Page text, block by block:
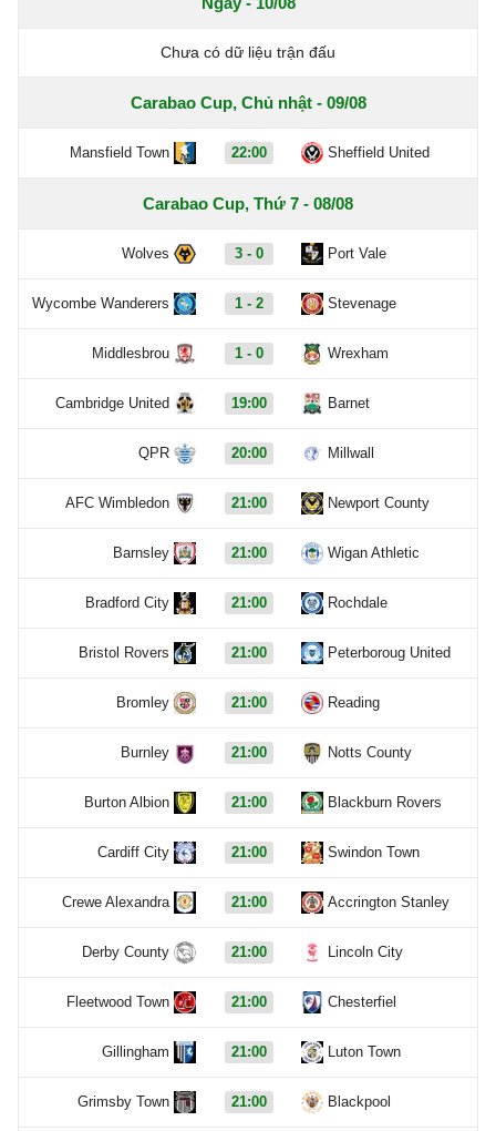
Chưa có dữ liệu trận đấu
Carabao Cup, Chủ nhật - 09/08
Mansfield Town 22:00 Sheffield United
Carabao Cup, Thứ 7 - 08/08
Wolves 3 - 0 Port Vale
Wycombe Wanderers 1 - 2 Stevenage
Middlesbrou 1 - 0 Wrexham
Cambridge United 19:00 Barnet
QPR 20:00 Millwall
AFC Wimbledon 21:00 Newport County
Barnsley 21:00 Wigan Athletic
Bradford City 21:00 Rochdale
Bristol Rovers 21:00 Peterboroug United
Bromley 21:00 Reading
Burnley 21:00 Notts County
Burton Albion 21:00 Blackburn Rovers
Cardiff City 21:00 Swindon Town
Crewe Alexandra 21:00 Accrington Stanley
Derby County 21:00 Lincoln City
Fleetwood Town 21:00 Chesterfiel
Gillingham 21:00 Luton Town
Grimsby Town 21:00 Blackpool